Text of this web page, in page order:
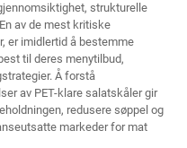
strukturelle
av de mest kritiske
er imidlertid å bestemme
til deres menytilbud,
Å forstå
av PET-klare salatskåler gir
redusere søppel og
markeder for mat